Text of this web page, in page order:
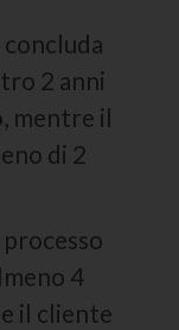
2 anni
mentre il
di 2
4
il cliente